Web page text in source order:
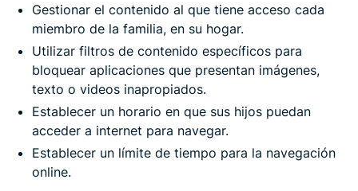
Gestionar el contenido al que tiene acceso cada
miembro de la familia, en su hogar.
Utilizar filtros de contenido específicos para
bloquear aplicaciones que presentan imágenes,
texto o videos inapropiados.
Establecer un horario en que sus hijos puedan
acceder a internet para navegar.
Establecer un límite de tiempo para la navegación
online.